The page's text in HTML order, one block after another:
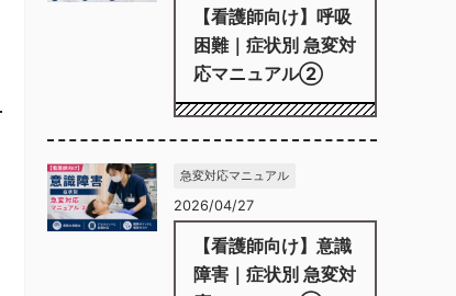
【看護師向け】呼吸
困難｜症状別 急変対
応マニュアル②
急変対応マニュアル
2026/04/27
【看護師向け】意識
障害｜症状別 急変対